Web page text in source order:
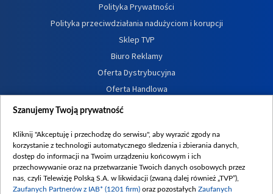
Polityka Prywatności
Polityka przeciwdziałania nadużyciom i korupcji
Sklep TVP
Biuro Reklamy
Oferta Dystrybucyjna
Oferta Handlowa
Dostępność
Procedura zgłoszeń wewnętrznych
Szanujemy Twoją prywatność
Kliknij "Akceptuję i przechodzę do serwisu", aby wyrazić zgody na
korzystanie z technologii automatycznego śledzenia i zbierania danych,
dostęp do informacji na Twoim urządzeniu końcowym i ich
przechowywanie oraz na przetwarzanie Twoich danych osobowych przez
nas, czyli Telewizję Polską S.A. w likwidacji (zwaną dalej również „TVP”),
Zaufanych Partnerów z IAB* (1201 firm) oraz pozostałych Zaufanych